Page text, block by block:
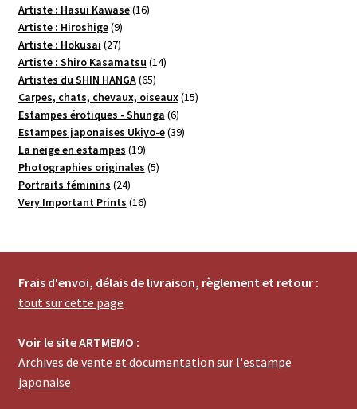
Artiste : Hasui Kawase 1616
Artiste : Hiroshige 99
produits
Artiste : Hokusai 2727
produits
Artiste : Shiro Kasamatsu 1414
Artistes du SHIN HANGA 6565
produits
Carpes, chats, chevaux, oiseaux 1515
Estampes érotiques - Shunga 66
produits
Estampes japonaises Ukiyo-e 3939
La neige en estampes 1919
produits
Photographies originales 55
Portraits féminins 2424
produits
Very Important Prints 1616
Frais d'envoi, délais de livraison, règlement et retour :
tout sur cette page
Voir le site ARTMEMO :
Archives de vente et documentation sur l'estampe
japonaise